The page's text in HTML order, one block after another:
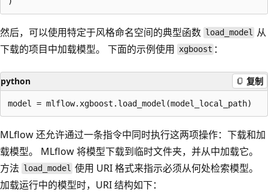
然后，可以使用特定于风格命名空间的典型函数 load_model 从
下载的项目中加载模型。 下面的示例使用 xgboost ：
python 复制
MLflow 还允许通过一条指令中同时执行这两项操作：下载和加
载模型。 MLflow 将模型下载到临时文件夹，并从中加载它。
方法 load_model 使用 URI 格式来指示必须从何处检索模型。
加载运行中的模型时，URI 结构如下：